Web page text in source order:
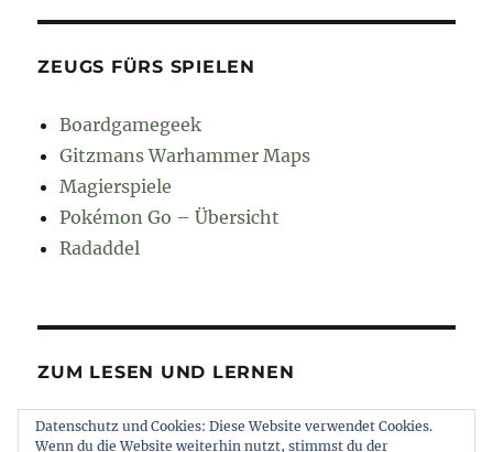
ZEUGS FÜRS SPIELEN
Boardgamegeek
Gitzmans Warhammer Maps
Magierspiele
Pokémon Go – Übersicht
Radaddel
ZUM LESEN UND LERNEN
Euroncap
Datenschutz und Cookies: Diese Website verwendet Cookies.
Wenn du die Website weiterhin nutzt, stimmst du der